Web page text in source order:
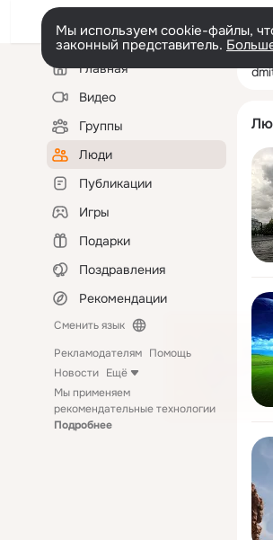
Мы используем cookie-файлы,
законный представитель.
Левая
колонкаГлавная
Видео
Группы
Люди
Публикации
Игры
Подарки
Поздравления
Рекомендации
Сменить язык
Рекламодателям Помощь
Новости Ещё
Мы применяем
рекомендательные технологии
Подробнее